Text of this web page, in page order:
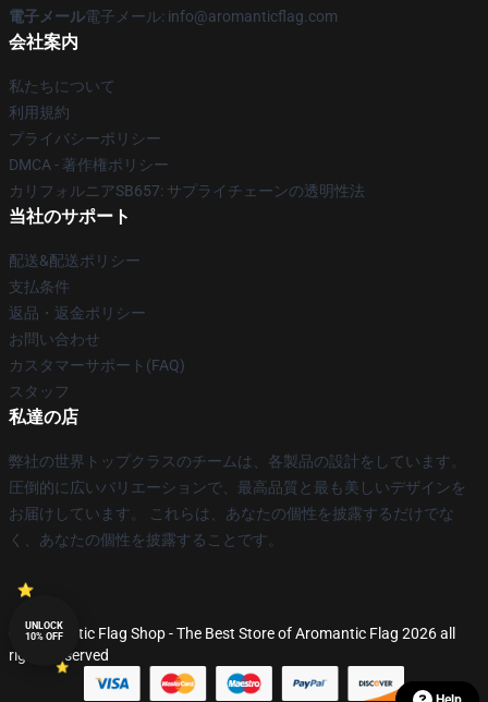
電子メール電子メール: info@aromanticflag.com
会社案内
私たちについて
利用規約
プライバシーポリシー
DMCA - 著作権ポリシー
カリフォルニアSB657: サプライチェーンの透明性法
当社のサポート
配送&配送ポリシー
支払条件
返品・返金ポリシー
お問い合わせ
カスタマーサポート(FAQ)
スタッフ
私達の店
弊社の世界トップクラスのチームは、各製品の設計をしています。
圧倒的に広いバリエーションで、最高品質と最も美しいデザインを
お届けしています。 これらは、あなたの個性を披露するだけでな
く、あなたの個性を披露することです。
© Aromantic Flag Shop - The Best Store of Aromantic Flag 2026 all
rights reserved
UNLOCK
10% OFF